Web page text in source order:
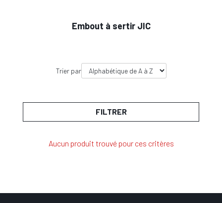
Embout à sertir JIC
Trier par
FILTRER
Aucun produit trouvé pour ces critères